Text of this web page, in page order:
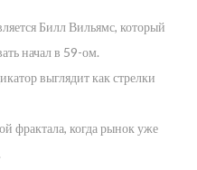
Билл Вильямс, который
начал в 59-ом.
выглядит как стрелки
фрактала, когда рынок уже